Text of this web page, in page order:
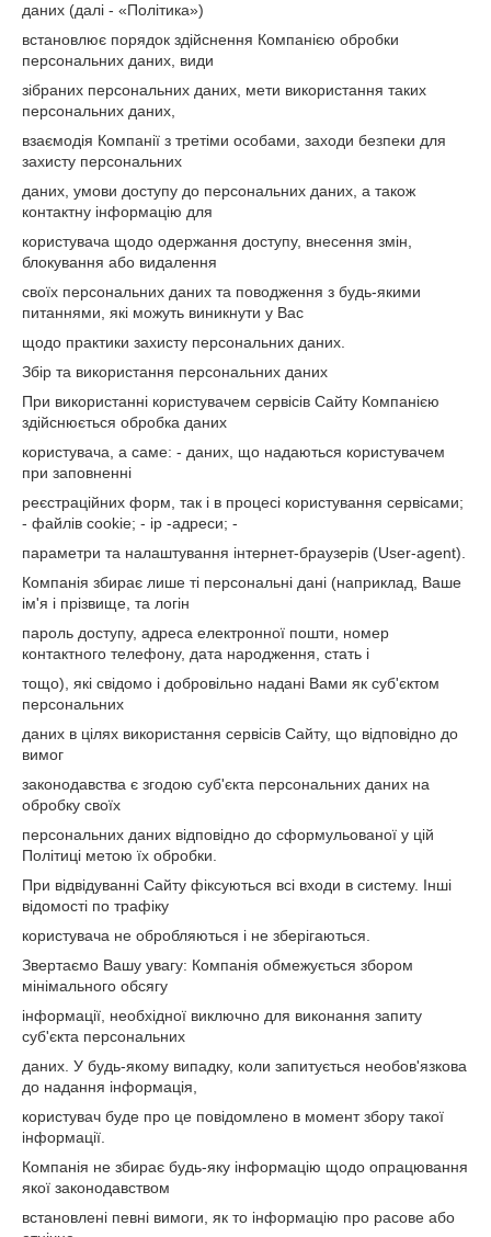
даних (далі - «Політика»)
встановлює порядок здійснення Компанією обробки
персональних даних, види
зібраних персональних даних, мети використання таких
персональних даних,
взаємодія Компанії з третіми особами, заходи безпеки для
захисту персональних
даних, умови доступу до персональних даних, а також
контактну інформацію для
користувача щодо одержання доступу, внесення змін,
блокування або видалення
своїх персональних даних та поводження з будь-якими
питаннями, які можуть виникнути у Вас
щодо практики захисту персональних даних.
Збір та використання персональних даних
При використанні користувачем сервісів Сайту Компанією
здійснюється обробка даних
користувача, а саме: - даних, що надаються користувачем
при заповненні
реєстраційних форм, так і в процесі користування сервісами;
- файлів cookie; - ір -адреси; -
параметри та налаштування інтернет-браузерів (User-agent).
Компанія збирає лише ті персональні дані (наприклад, Ваше
ім'я і прізвище, та логін
пароль доступу, адреса електронної пошти, номер
контактного телефону, дата народження, стать і
тощо), які свідомо і добровільно надані Вами як суб'єктом
персональних
даних в цілях використання сервісів Сайту, що відповідно до
вимог
законодавства є згодою суб'єкта персональних даних на
обробку своїх
персональних даних відповідно до сформульованої у цій
Політиці метою їх обробки.
При відвідуванні Сайту фіксуються всі входи в систему. Інші
відомості по трафіку
користувача не обробляються і не зберігаються.
Звертаємо Вашу увагу: Компанія обмежується збором
мінімального обсягу
інформації, необхідної виключно для виконання запиту
суб'єкта персональних
даних. У будь-якому випадку, коли запитується необов'язкова
до надання інформація,
користувач буде про це повідомлено в момент збору такої
інформації.
Компанія не збирає будь-яку інформацію щодо опрацювання
якої законодавством
встановлені певні вимоги, як то інформацію про расове або